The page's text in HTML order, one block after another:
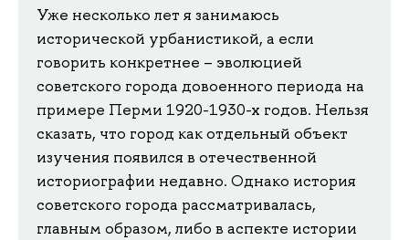
Уже несколько лет я занимаюсь
исторической урбанистикой, а если
говорить конкретнее – эволюцией
советского города довоенного периода на
примере Перми 1920-1930-х годов. Нельзя
сказать, что город как отдельный объект
изучения появился в отечественной
историографии недавно. Однако история
советского города рассматривалась,
главным образом, либо в аспекте истории